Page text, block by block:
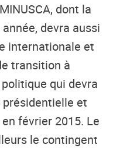
dont la
devra aussi
internationale et
transition à
qui devra
et
février 2015. Le
le contingent